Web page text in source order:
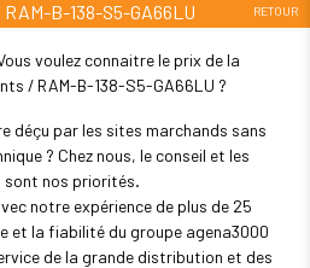
B-138-S5-GA66LU RETOUR
voulez connaitre le prix de la
/ RAM-B-138-S5-GA66LU ?
déçu par les sites marchands sans
? Chez nous, le conseil et les
sont nos priorités.
notre expérience de plus de 25
et la fiabilité du groupe agena3000
de la grande distribution et des